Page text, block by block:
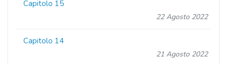
Capitolo 15
22 Agosto 2022
Capitolo 14
21 Agosto 2022